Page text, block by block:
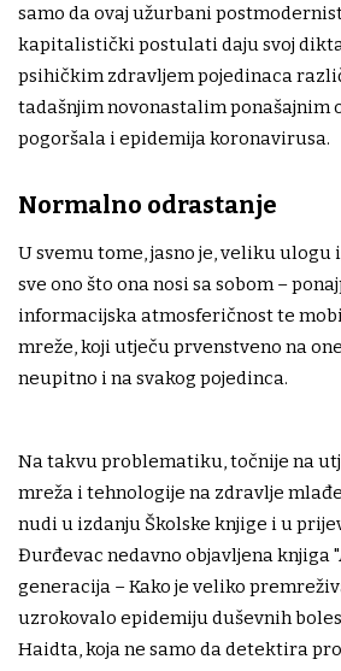
samo da ovaj užurbani
kapitalistički postulati daju svoj
psihičkim zdravljem pojedinaca
tadašnjim novonastalim ponašajnim
pogoršala i epidemija koronavirusa.
Normalno odrastanje
U svemu tome, jasno je, veliku
sve ono što ona nosi sa sobom –
informacijska atmosferičnost te
mreže, koji utječu prvenstveno na
neupitno i na svakog pojedinca.
Na takvu problematiku, točnije na
mreža i tehnologije na zdravlje
nudi u izdanju Školske knjige i u
Đurđevac nedavno objavljena knjiga
generacija – Kako je veliko
uzrokovalo epidemiju duševnih
Haidta, koja ne samo da detektira